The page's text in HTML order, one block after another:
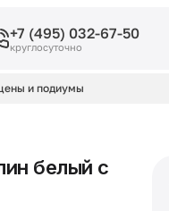
+7 (495) 032-67-50
круглосуточно
и подиумы
белый с